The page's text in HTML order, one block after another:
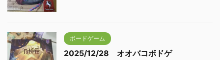
ボードゲーム
2025/12/28 オオバコボドゲ